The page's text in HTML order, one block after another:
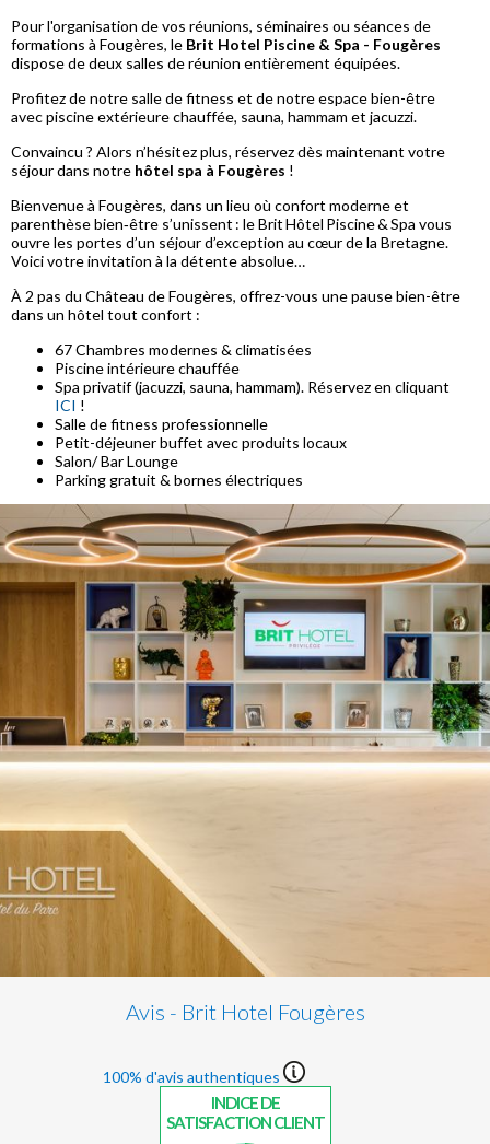
Pour l'organisation de vos réunions, séminaires ou séances de
formations à Fougères, le Brit Hotel Piscine & Spa - Fougères
dispose de deux salles de réunion entièrement équipées.
Profitez de notre salle de fitness et de notre espace bien-être
avec piscine extérieure chauffée, sauna, hammam et jacuzzi.
Convaincu ? Alors n’hésitez plus, réservez dès maintenant votre
séjour dans notre hôtel spa à Fougères !
Bienvenue à Fougères, dans un lieu où confort moderne et
parenthèse bien‑être s’unissent : le Brit Hôtel Piscine & Spa vous
ouvre les portes d’un séjour d’exception au cœur de la Bretagne.
Voici votre invitation à la détente absolue…
À 2 pas du Château de Fougères, offrez-vous une pause bien-être
dans un hôtel tout confort :
67 Chambres modernes & climatisées
Piscine intérieure chauffée
Spa privatif (jacuzzi, sauna, hammam). Réservez en cliquant
ICI !
Salle de fitness professionnelle
Petit-déjeuner buffet avec produits locaux
Salon/ Bar Lounge
Parking gratuit & bornes électriques
Avis - Brit Hotel Fougères
100% d'avis authentiques
INDICE DE
SATISFACTION CLIENT